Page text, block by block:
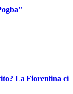
La Fiorentina ci